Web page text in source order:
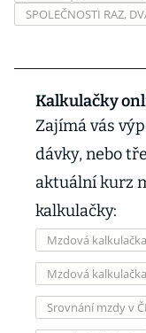
SPOLEČNOSTI RAZ,
Kalkulačky
Zajímá vás
dávky, nebo
aktuální kurz
kalkulačky:
Mzdová
Mzdová
Srovnání mzdy v